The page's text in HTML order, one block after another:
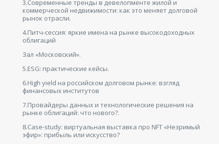
3.Современные тренды в девелопменте жилой и
коммерческой недвижимости: как это меняет долговой
рынок отрасли.
4.Питч-сессия: яркие имена на рынке высокодоходных
облигаций
Зал «Московский».
5.ESG: практические кейсы.
6.High yield на российском долговом рынке: взгляд
финансовых институтов
7.Провайдеры данных и технологические решения на
рынке облигаций: что нового?.
8.Case-study: виртуальная выставка про NFT «Незримый
эфир»: прибыль или искусство?